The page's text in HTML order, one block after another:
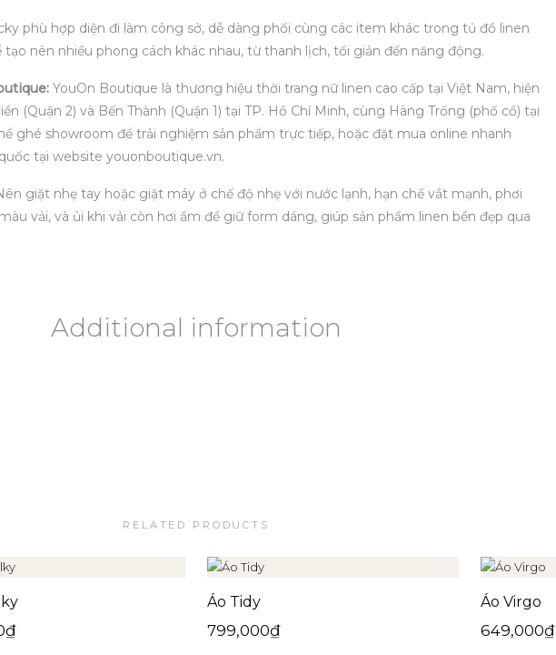
phù hợp diện đi làm công sở, dễ dàng phối cùng các item khác trong tủ đồ linen
tạo nên nhiều phong cách khác nhau, từ thanh lịch, tối giản đến năng động.
YouOn Boutique là thương hiệu thời trang nữ linen cao cấp tại Việt Nam, hiện
(Quận 2) và Bến Thành (Quận 1) tại TP. Hồ Chí Minh, cùng Hàng Trống (phố cổ) tại
ghé showroom để trải nghiệm sản phẩm trực tiếp, hoặc đặt mua online nhanh
tại website youonboutique.vn.
giặt nhẹ tay hoặc giặt máy ở chế độ nhẹ với nước lạnh, hạn chế vắt mạnh, phơi
vải, và ủi khi vải còn hơi ẩm để giữ form dáng, giúp sản phẩm linen bền đẹp qua
Additional information
RELATED PRODUCTS
₫
Áo Tidy
799,000₫
Áo Virgo
649,000₫